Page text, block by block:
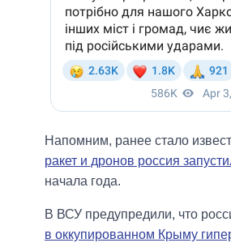
Напомним, ранее стало
ракет и дронов россия
начала года.
В ВСУ предупредили, что
в оккупированном Крыму